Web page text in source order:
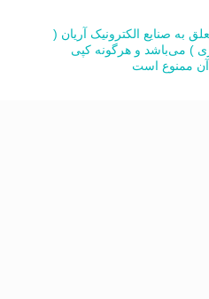
به صنایع الکترونیک آریان (
) می‌باشد و هرگونه کپی